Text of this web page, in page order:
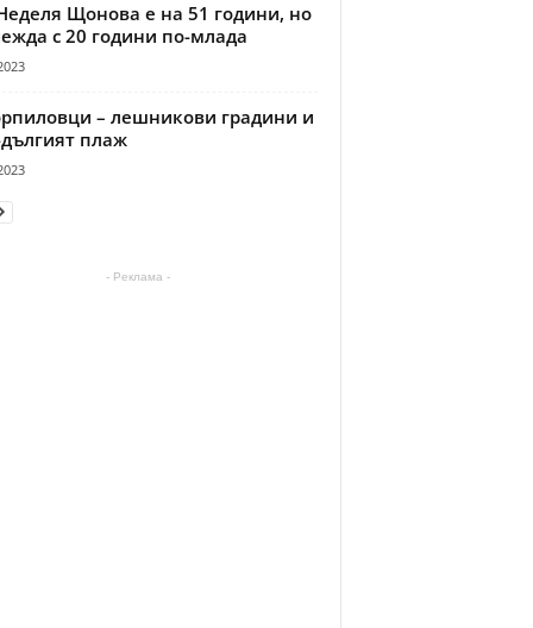
Щонова е на 51 години, но
с 20 години по-млада
– лешникови градини и
плаж
- Реклама -